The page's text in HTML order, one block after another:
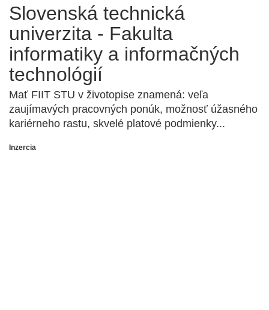
Slovenská technická
univerzita - Fakulta
informatiky a informačných
technológií
Mať FIIT STU v životopise znamená: veľa
zaujímavých pracovných ponúk, možnosť úžasného
kariérneho rastu, skvelé platové podmienky...
Inzercia